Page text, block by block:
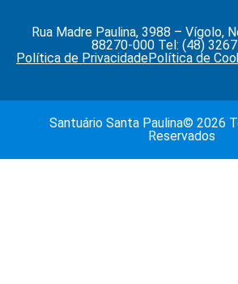
Rua Madre Paulina, 3988 – Vígolo,
88270-000 Tel: (48)
Política de PrivacidadePolítica de
Santuário Santa Paulina© 2026
Reservados